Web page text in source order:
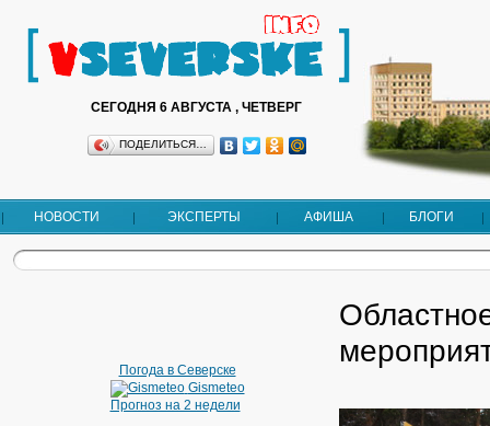
СЕГОДНЯ 6 АВГУСТА , ЧЕТВЕРГ
ПОДЕЛИТЬСЯ…
НОВОСТИ ЭКСПЕРТЫ АФИША БЛОГИ
Погода в Северске
Gismeteo
Прогноз на 2 недели